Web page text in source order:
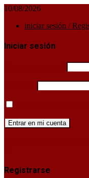
10/08/2026
iniciar sesión /
Iniciar sesión
Registrarse